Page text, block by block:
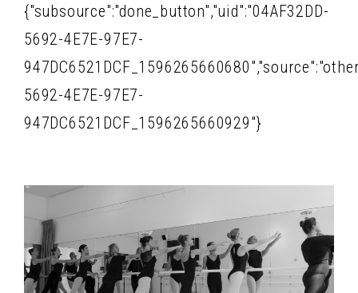
{"subsource":"done_button","uid":"04AF32DD-
5692-4E7E-97E7-
5692-4E7E-97E7-
947DC6521DCF_1596265660929"}